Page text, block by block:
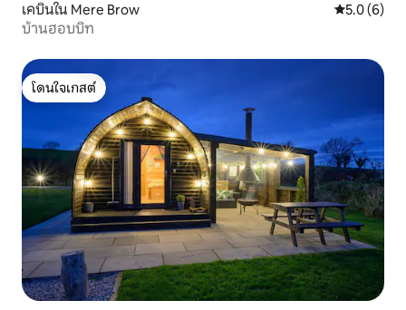
เคบินใน Mere Brow คะแนนเฉลี่
5.0 (6)
บ้านฮอบบิท
โดนใจเกสต์
โดนใจเกสต์